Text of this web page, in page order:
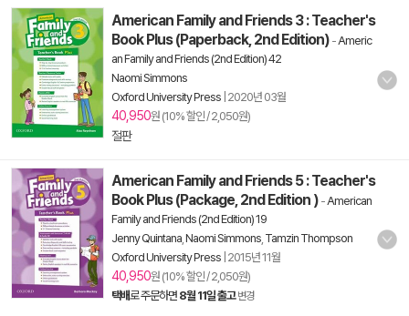
American Family and Friends 3 : Teacher's
Book Plus (Paperback, 2nd Edition) -Americ
an Family and Friends (2nd Edition) 42
Naomi Simmons
Oxford University Press 2020년 03월
40,950원 (10% 할인 / 2,050원)
절판
American Family and Friends 5 : Teacher's
Book Plus (Package, 2nd Edition ) -American
Family and Friends (2nd Edition) 19
Jenny Quintana Naomi Simmons Tamzin Thompson
Oxford University Press 2015년 11월
40,950원 (10% 할인 / 2,050원)
택배로 주문하면 8월 11일 출고 변경